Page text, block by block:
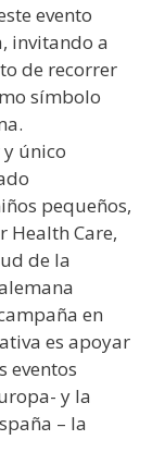
evento
invitando a
de recorrer
símbolo
único
pequeños,
Health Care,
de la
en
es apoyar
eventos
y la
– la